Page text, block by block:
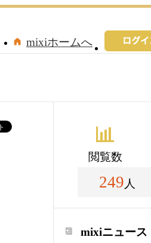
mixiホームへ
閲覧数
249 人
mixiニュース